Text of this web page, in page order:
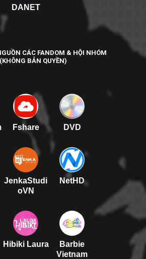
DANET
CÁC FANDOM & HỘI NHÓM
(KHÔNG BẢN QUYỀN)
Fshare DVD
JenkaStudi
oVN
NetHD
Hibiki Laura
Barbie
Vietnam